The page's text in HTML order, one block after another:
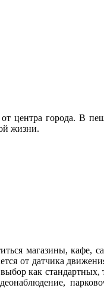
центра города. В
жизни.
магазины, кафе,
от датчика
как стандартных,